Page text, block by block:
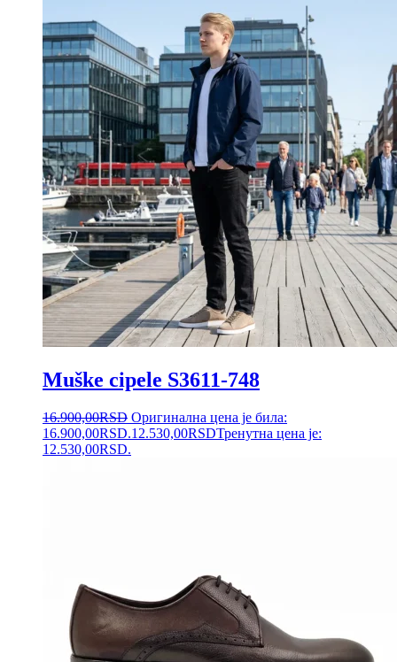
Muške cipele S3611-748
16.900,00RSD Оригинална цена је била:
16.900,00RSD.12.530,00RSDТренутна цена је:
12.530,00RSD.